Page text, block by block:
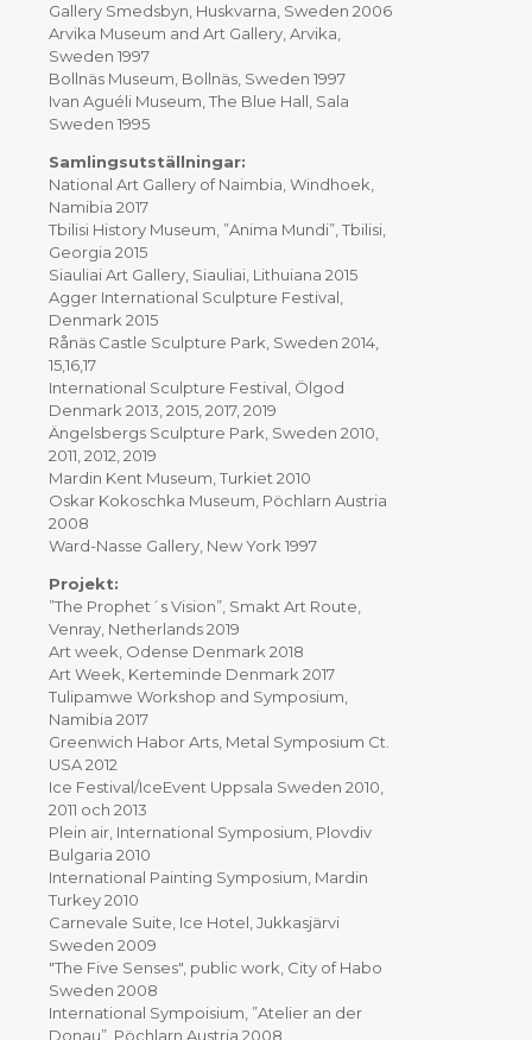
Gallery Smedsbyn, Huskvarna, Sweden 2006
Arvika Museum and Art Gallery, Arvika,
Sweden 1997
Bollnäs Museum, Bollnäs, Sweden 1997
Ivan Aguéli Museum, The Blue Hall, Sala
Sweden 1995
Samlingsutställningar:
National Art Gallery of Naimbia, Windhoek,
Namibia 2017
Tbilisi History Museum, ”Anima Mundi”, Tbilisi,
Georgia 2015
Siauliai Art Gallery, Siauliai, Lithuiana 2015
Agger International Sculpture Festival,
Denmark 2015
Rånäs Castle Sculpture Park, Sweden 2014,
15,16,17
International Sculpture Festival, Ölgod
Denmark 2013, 2015, 2017, 2019
Ängelsbergs Sculpture Park, Sweden 2010,
2011, 2012, 2019
Mardin Kent Museum, Turkiet 2010
Oskar Kokoschka Museum, Pöchlarn Austria
2008
Ward-Nasse Gallery, New York 1997
Projekt:
”The Prophet´s Vision”, Smakt Art Route,
Venray, Netherlands 2019
Art week, Odense Denmark 2018
Art Week, Kerteminde Denmark 2017
Tulipamwe Workshop and Symposium,
Namibia 2017
Greenwich Habor Arts, Metal Symposium Ct.
USA 2012
Ice Festival/IceEvent Uppsala Sweden 2010,
2011 och 2013
Plein air, International Symposium, Plovdiv
Bulgaria 2010
International Painting Symposium, Mardin
Turkey 2010
Carnevale Suite, Ice Hotel, Jukkasjärvi
Sweden 2009
"The Five Senses", public work, City of Habo
Sweden 2008
International Sympoisium, ”Atelier an der
Donau”, Pöchlarn Austria 2008